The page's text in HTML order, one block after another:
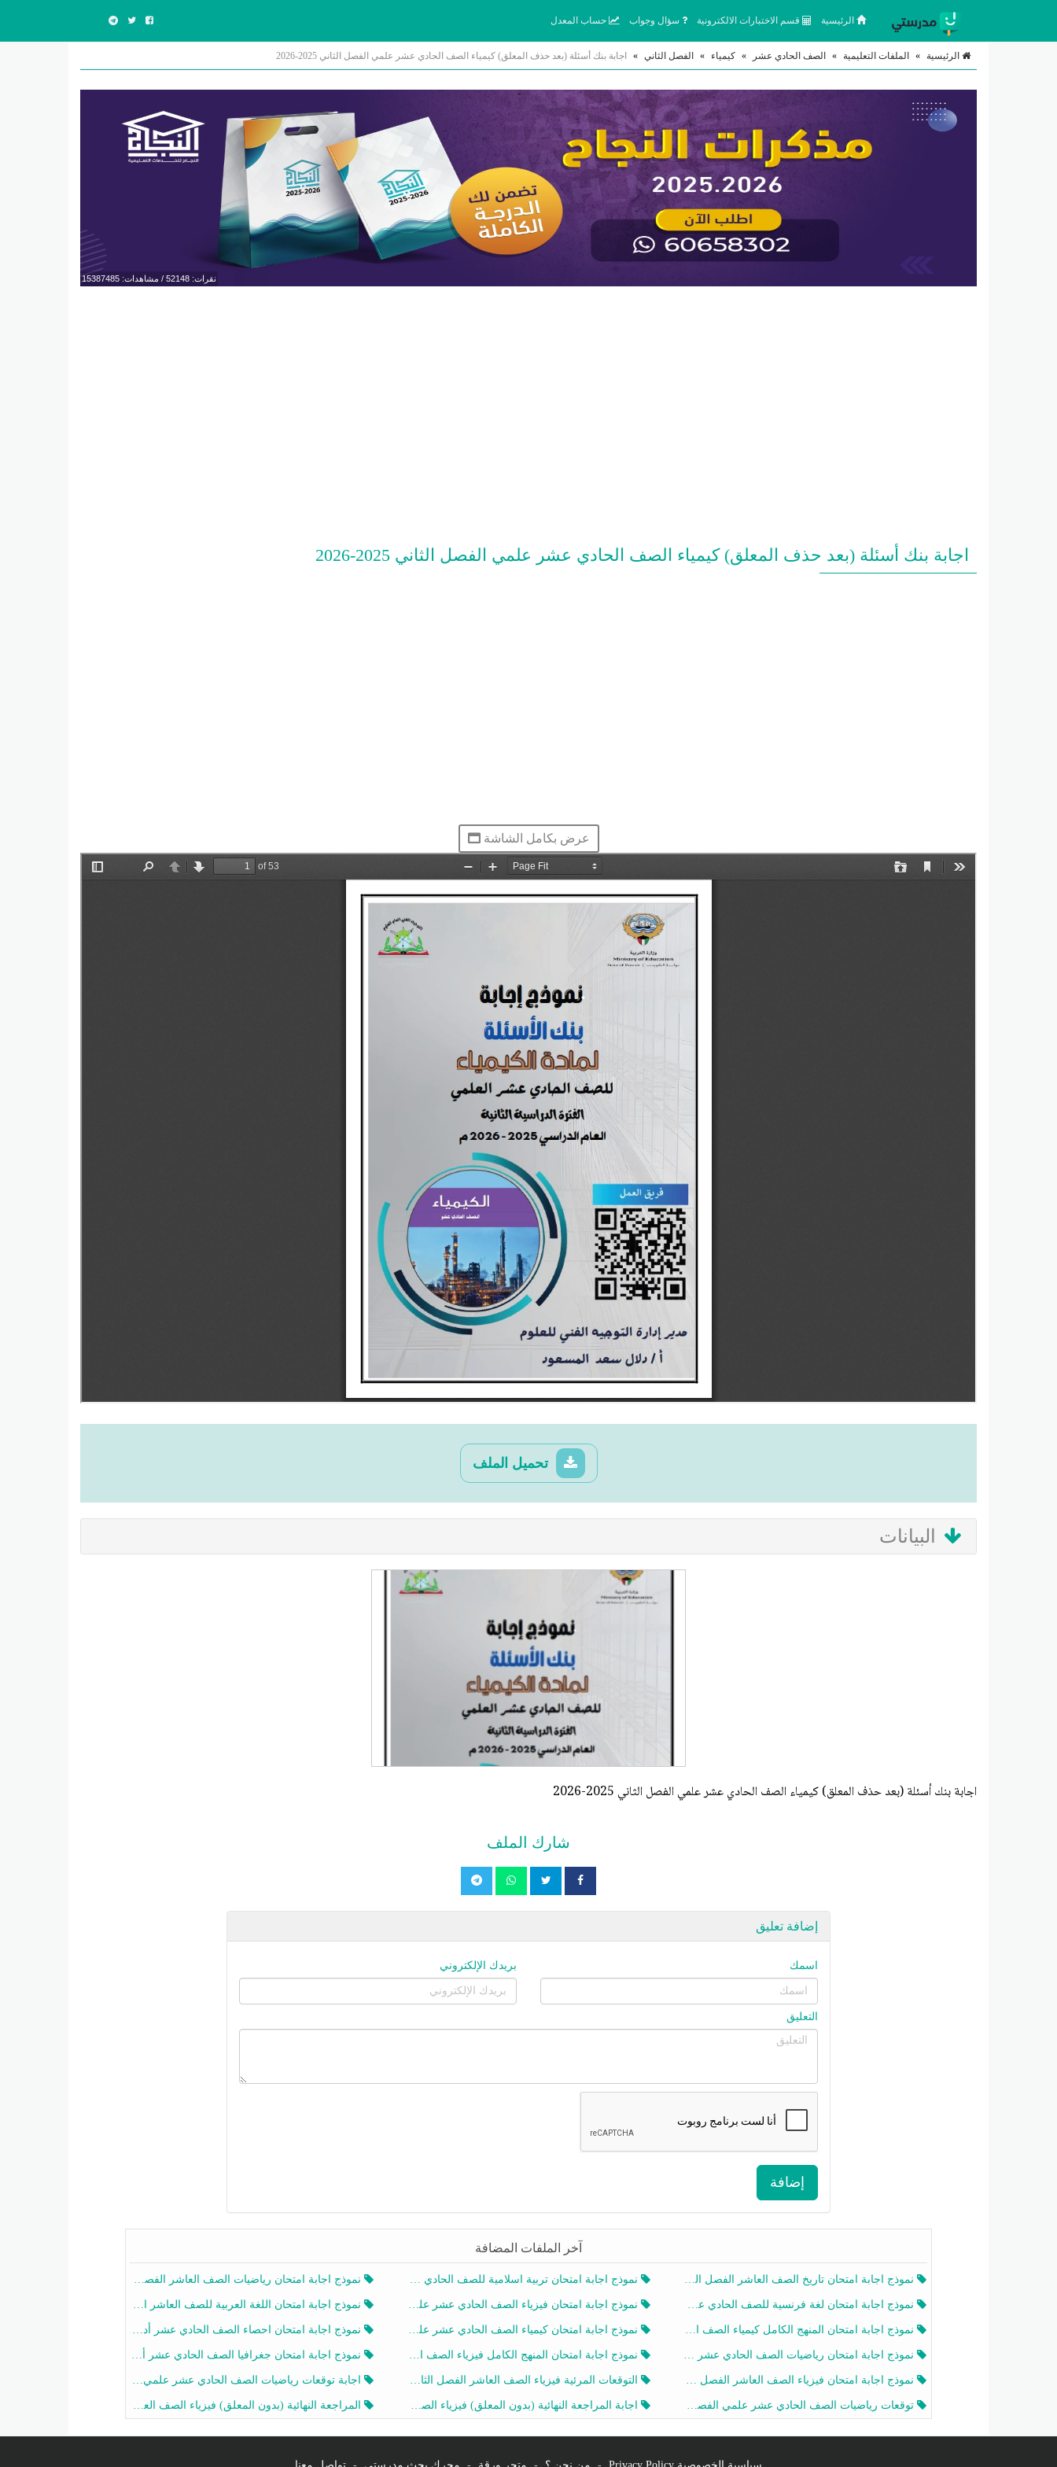
الرئيسية قسم الاختبارات الالكترونية سؤال وجواب حساب المعدل
الرئيسية » الملفات التعليمية » الصف الحادي عشر » كيمياء » الفصل الثاني » اجابة بنك أسئلة (بعد حذف المعلق) كيمياء الصف الحادي عشر علمي الفصل الثاني 2025-2026
نقرات: 52148 / مشاهدات: 15387485
اجابة بنك أسئلة (بعد حذف المعلق) كيمياء الصف الحادي عشر علمي الفصل الثاني 2025-2026
عرض بكامل الشاشة
تحميل الملف
البيانات
اجابة بنك أسئلة (بعد حذف المعلق) كيمياء الصف الحادي عشر علمي الفصل الثاني 2025-2026
شارك الملف
إضافة تعليق
اسمك بريدك الإلكتروني
التعليق
إضافة
آخر الملفات المضافة
نموذج اجابة امتحان تاريخ الصف العاشر الفصل الثاني 2025-2026 نموذج اجابة امتحان تربية اسلامية للصف الحادي عشر الفصل الثاني 2025-2026 نموذج اجابة امتحان رياضيات الصف العاشر الفصل الثاني 2025-2026
نموذج اجابة امتحان لغة فرنسية للصف الحادي عشر أدبي الفصل الثاني 2025-2026 نموذج اجابة امتحان فيزياء الصف الحادي عشر علمي الفصل الثاني 2025-2026 نموذج اجابة امتحان اللغة العربية للصف العاشر الفصل الثاني 2025-2026
نموذج اجابة امتحان المنهج الكامل كيمياء الصف الحادي عشر علمي الفصل الثاني 2025-2026 نموذج اجابة امتحان كيمياء الصف الحادي عشر علمي الفصل الثاني 2025-2026 نموذج اجابة امتحان احصاء الصف الحادي عشر أدبي الفصل الثاني 2025-2026
نموذج اجابة امتحان رياضيات الصف الحادي عشر علمي الفصل الثاني 2025-2026 نموذج اجابة امتحان المنهج الكامل فيزياء الصف العاشر الفصل الثاني 2025-2026 نموذج اجابة امتحان جغرافيا الصف الحادي عشر أدبي الفصل الثاني 2025-2026
نموذج اجابة امتحان فيزياء الصف العاشر الفصل الثاني 2025-2026 التوقعات المرئية فيزياء الصف العاشر الفصل الثاني 2026 أ هيثم الليثي اجابة توقعات رياضيات الصف الحادي عشر علمي الفصل الثاني 2025-2026 أ عمرو فايز
توقعات رياضيات الصف الحادي عشر علمي الفصل الثاني 2025-2026 أ عمرو فايز اجابة المراجعة النهائية (بدون المعلق) فيزياء الصف العاشر الفصل الثاني أ أحمد نبيه المراجعة النهائية (بدون المعلق) فيزياء الصف العاشر الفصل الثاني أ أحمد نبيه